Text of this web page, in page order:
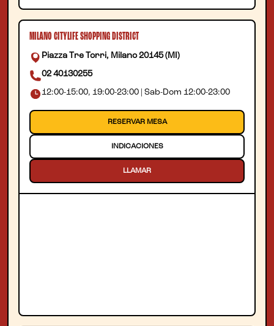
MILANO CITYLIFE SHOPPING DISTRICT
Piazza Tre Torri, Milano 20145 (MI)
02 40130255
12:00-15:00, 19:00-23:00 | Sab-Dom 12:00-23:00
RESERVAR MESA
INDICACIONES
LLAMAR